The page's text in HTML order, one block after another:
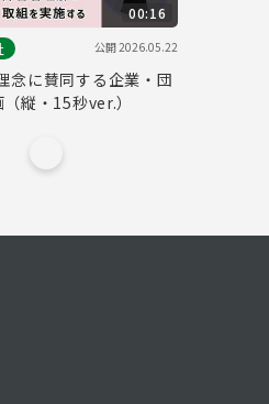
00:16
公開2026.05.22
念に賛同する企業・団
縦・15秒ver.）